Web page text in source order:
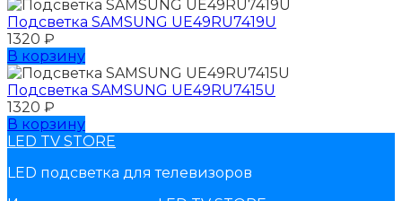
Подсветка SAMSUNG UЕ49RU7419U
1320 ₽
В корзину
Подсветка SAMSUNG UЕ49RU7415U
1320 ₽
В корзину
LED TV STORE
LED подсветка для телевизоров